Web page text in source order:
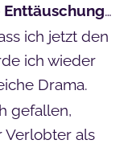
…
ich jetzt den
ich wieder
Drama.
gefallen,
Verlobter als